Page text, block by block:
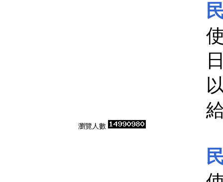
瀏覽人數